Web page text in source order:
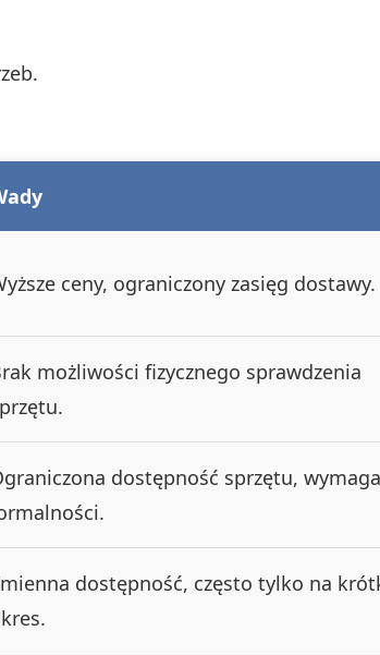
ceny, ograniczony zasięg dostawy.
możliwości fizycznego sprawdzenia
dostępność sprzętu,
dostępność, często tylko na